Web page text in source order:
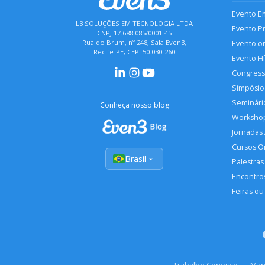
L3 SOLUÇÕES EM TECNOLOGIA LTDA
CNPJ 17.688.085/0001-45
Rua do Brum, nº 248, Sala Even3,
Recife-PE, CEP: 50.030-260
Conheça nosso blog
Brasil
Evento
Evento
Evento
Evento
Simpósio
Cursos
Palestras
Feiras